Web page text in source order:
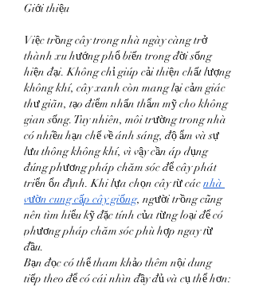
Giới thiệu
Việc trồng cây trong nhà ngày càng trở
thành xu hướng phổ biến trong đời sống
hiện đại. Không chỉ giúp cải thiện chất lượng
không khí, cây xanh còn mang lại cảm giác
thư giãn, tạo điểm nhấn thẩm mỹ cho không
gian sống. Tuy nhiên, môi trường trong nhà
có nhiều hạn chế về ánh sáng, độ ẩm và sự
lưu thông không khí, vì vậy cần áp dụng
đúng phương pháp chăm sóc để cây phát
triển ổn định. Khi lựa chọn cây từ các nhà
vườn cung cấp cây giống, người trồng cũng
nên tìm hiểu kỹ đặc tính của từng loại để có
phương pháp chăm sóc phù hợp ngay từ
đầu.
Bạn đọc có thể tham khảo thêm nội dung